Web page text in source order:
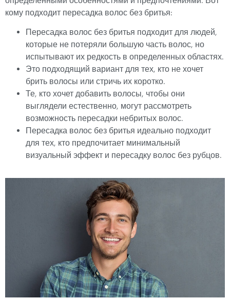
кому подходит пересадка волос без бритья:
Пересадка волос без бритья подходит для людей,
которые не потеряли большую часть волос, но
испытывают их редкость в определенных областях.
Это подходящий вариант для тех, кто не хочет
брить волосы или стричь их коротко.
Те, кто хочет добавить волосы, чтобы они
выглядели естественно, могут рассмотреть
возможность пересадки небритых волос.
Пересадка волос без бритья идеально подходит
для тех, кто предпочитает минимальный
визуальный эффект и пересадку волос без рубцов.